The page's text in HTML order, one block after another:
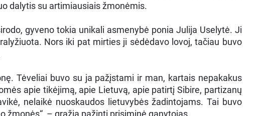
dalytis su artimiausiais žmonėmis.
gyveno tokia unikali asmenybė ponia Julija Uselytė. Ji
Nors iki pat mirties ji sėdėdavo lovoj, tačiau buvo
Tėveliai buvo su ja pažįstami ir man, kartais nepakakus
apie tikėjimą, apie Lietuvą, apie patirtį Sibire, partizanų
nelaikė nuoskaudos lietuvybės žadintojams. Tai buvo
žmonės“, – gražią pažintį prisiminė ganytojas.